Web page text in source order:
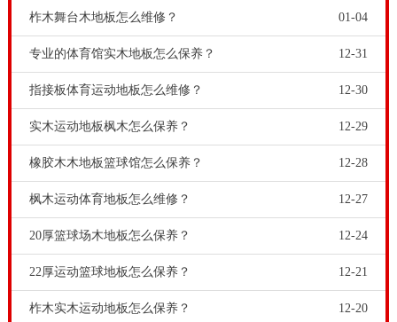
柞木舞台木地板怎么维修？ 01-04
专业的体育馆实木地板怎么保养？ 12-31
指接板体育运动地板怎么维修？ 12-30
实木运动地板枫木怎么保养？ 12-29
橡胶木木地板篮球馆怎么保养？ 12-28
枫木运动体育地板怎么维修？ 12-27
20厚篮球场木地板怎么保养？ 12-24
22厚运动篮球地板怎么保养？ 12-21
柞木实木运动地板怎么保养？ 12-20